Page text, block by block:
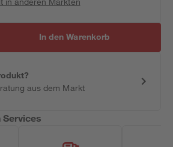
In den Warenkorb
aus dem Markt
Services